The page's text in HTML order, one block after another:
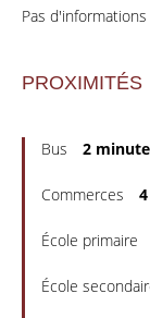
Pas
PROXIMITÉS
Bus 2
Commerces
École primaire
École